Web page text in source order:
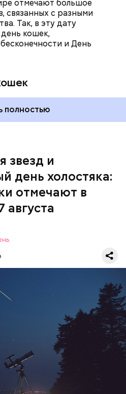
отмечают большое
связанных с разными
Так, в эту дату
кошек,
и День
полностью
звезд и
день холостяка:
отмечают в
августа
в честь
который ежегодно
Все любители
7 августа выезжают за
нет светового
невооруженным глазом
звездами.
нужно легко
К ним добавляются зелень
оливковое масло.
— поделился рецептом